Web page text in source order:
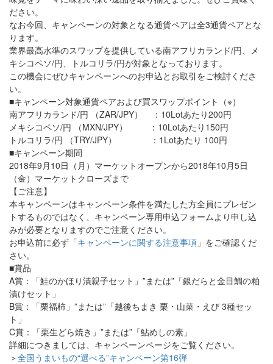
ださい。
なお今回、キャンペーンの対象となる通貨ペアは全3通貨ペアとな
ります。
業界最高水準のスワップを提供している南アフリカランド/円、メ
キシコペソ/円、トルコリラ/円が対象となっております。
この機会にぜひキャンペーンへのお申込とお取引をご検討くださ
い。
■キャンペーン対象通貨ペアおよび買スワップポイント（※）
南アフリカランド/円 （ZAR/JPY） ：10Lotあたり200円
メキシコペソ/円 （MXN/JPY） ：10Lotあたり150円
トルコリラ/円 （TRY/JPY） ：1Lotあたり 100円
■キャンペーン期間
2018年9月10日（月）マーケットオープンから2018年10月5日
（金）マーケットクローズまで
【ご注意】
本キャンペーンはキャンペーン条件を満たした方全員にプレゼン
トするものではなく、キャンペーン専用申込フォームより申し込
みが必要となりますのでご注意ください。
お申込前に必ず「キャンペーンに関する注意事項 」をご確認くだ
さい。
■賞品
A賞：「鮭のかほり漬親子セット」”または”「銀だらと金目鯛の粕
漬けセット」
B賞：「栗福柿」”または”「越後ちまき 栗・山菜・えび 3種セッ
ト」
C賞：「栗生どら焼き」”または”「鮎めしの素」
詳細につきましては、キャンペーンページをご覧ください。
＞全国うまいもの“選べる”キャンペーン第16弾